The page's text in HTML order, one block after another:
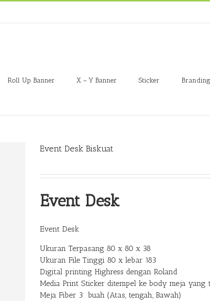
Roll Up Banner X – Y Banner Sticker
Event Desk Biskuat
Event Desk
Event Desk
Ukuran Terpasang 80 x 80 x 38
Ukuran File Tinggi 80 x lebar 183
Digital printing Highress dengan Roland
Media Print Sticker ditempel ke body meja yang
Meja Fiber 3 buah (Atas, tengah, Bawah)